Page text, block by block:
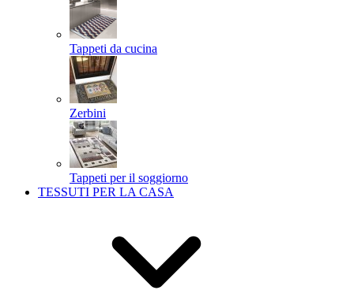
Tappeti da cucina
Zerbini
Tappeti per il soggiorno
TESSUTI PER LA CASA